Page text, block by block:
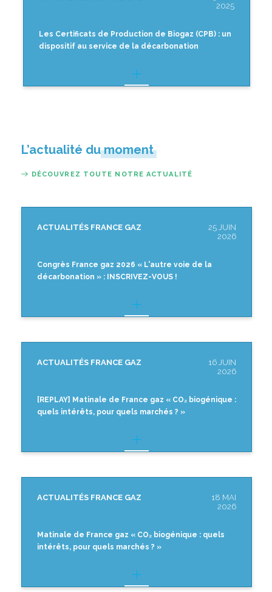
2025
Les Certificats de Production de Biogaz (CPB) : un
dispositif au service de la décarbonation
L’actualité du moment
DÉCOUVREZ TOUTE NOTRE ACTUALITÉ
ACTUALITÉS FRANCE GAZ
25 JUIN
2026
Congrès France gaz 2026 « L'autre voie de la
décarbonation » : INSCRIVEZ-VOUS !
ACTUALITÉS FRANCE GAZ
16 JUIN
2026
[REPLAY] Matinale de France gaz « CO₂ biogénique :
quels intérêts, pour quels marchés ? »
ACTUALITÉS FRANCE GAZ
18 MAI
2026
Matinale de France gaz « CO₂ biogénique : quels
intérêts, pour quels marchés ? »